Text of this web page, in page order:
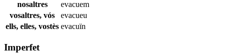
nosaltres
evacuem
vosaltres, vós
evacueu
ells, elles, vostès evacuïn
Imperfet